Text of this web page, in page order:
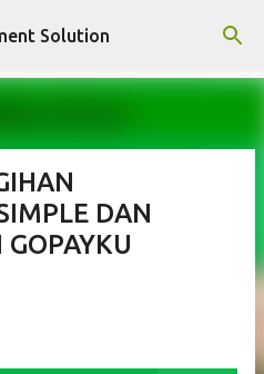
konten utama
Solution
DAN